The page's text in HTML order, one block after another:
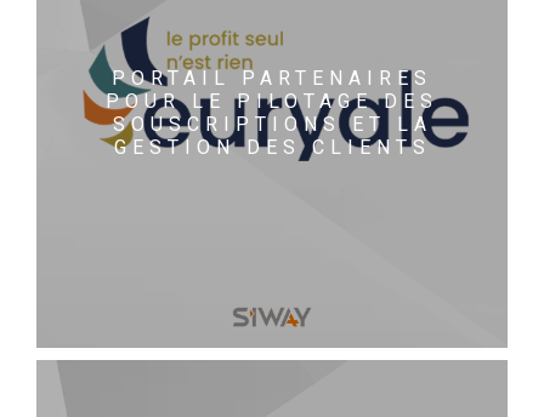
PORTAIL PARTENAIRES
POUR LE PILOTAGE DES
SOUSCRIPTIONS ET LA
GESTION DES CLIENTS